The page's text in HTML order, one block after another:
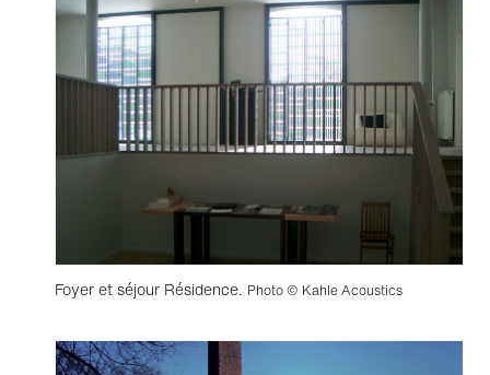
Foyer et séjour Résidence. Photo © Kahle Acoustics